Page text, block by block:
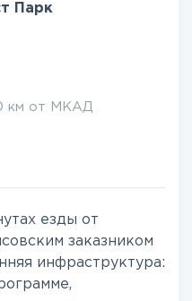
Парк
км от МКАД
езды от
заказником
инфраструктура: